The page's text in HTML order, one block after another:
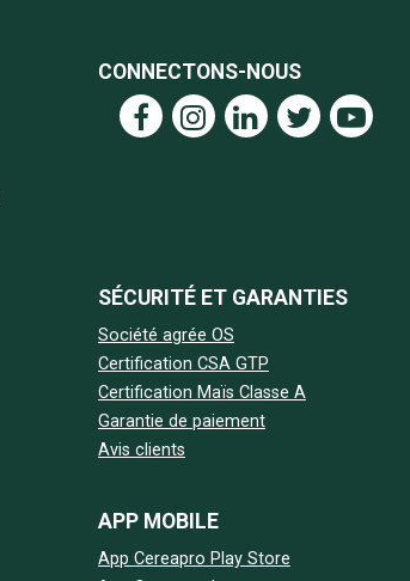
CONNECTONS-NOUS
SÉCURITÉ ET GARANTIES
Société agrée OS
Certification CSA GTP
Certification Maïs Classe A
Garantie de paiement
Avis clients
APP MOBILE
App Cereapro Play Store